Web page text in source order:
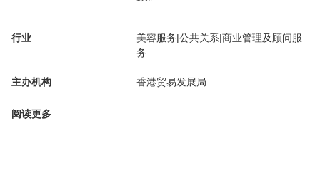
行业
美容服务|公共关系|商业管理及顾问服
务
主办机构 香港贸易发展局
阅读更多